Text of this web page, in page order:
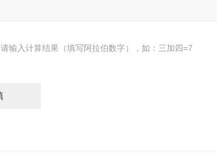
请输入计算结果（填写阿拉伯数字），如：三加四=7